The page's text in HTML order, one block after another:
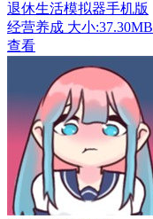
退休生活模拟器手机版
经营养成 大小:37.30MB
查看